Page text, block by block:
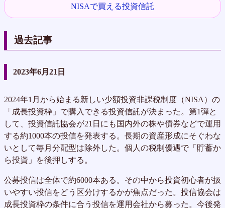
NISAで買える投資信託
過去記事
2023年6月21日
2024年1月から始まる新しい少額投資非課税制度（NISA）の
「成長投資枠」で購入できる投資信託が決まった。第1弾と
して、投資信託協会が21日にも国内外の株や債券などで運用
する約1000本の投信を発表する。長期の資産形成にそぐわな
いとして毎月分配型は除外した。個人の税制優遇で「貯蓄か
ら投資」を後押しする。
公募投信は全体で約6000本ある。その中から投資初心者が扱
いやすい投信をどう区分けするかが焦点だった。投信協会は
成長投資枠の条件に合う投信を運用会社から募った。今後発